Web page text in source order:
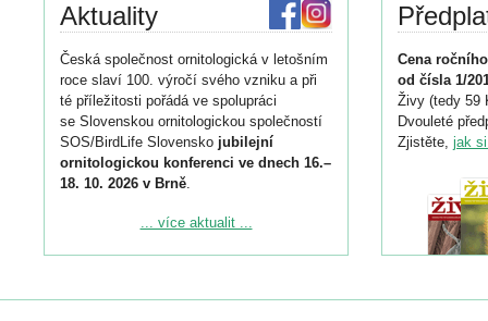
Aktuality
Česká společnost ornitologická v letošním
roce slaví 100. výročí svého vzniku a při
té příležitosti pořádá ve spolupráci
se Slovenskou ornitologickou společností
SOS/BirdLife Slovensko jubilejní
ornitologickou konferenci ve dnech 16.–
18. 10. 2026 v Brně.
Podrobnější informace ke konferenci
Registrovat se můžete do 6. září.
... více aktualit ...
Cena
od čísla 1/
Živy (tedy 59
Dvouleté
Zjistěte, jak